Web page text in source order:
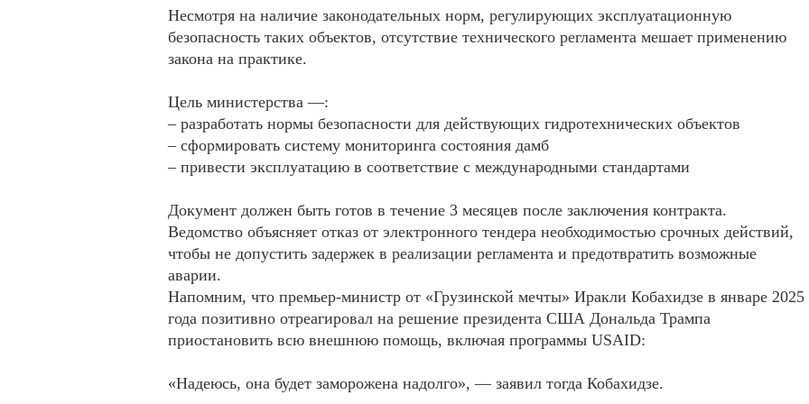
Несмотря на наличие законодательных норм, регулирующих эксплуатационную
безопасность таких объектов, отсутствие технического регламента мешает применению
закона на практике.
Цель министерства —:
– разработать нормы безопасности для действующих гидротехнических объектов
– сформировать систему мониторинга состояния дамб
– привести эксплуатацию в соответствие с международными стандартами
Документ должен быть готов в течение 3 месяцев после заключения контракта.
Ведомство объясняет отказ от электронного тендера необходимостью срочных действий,
чтобы не допустить задержек в реализации регламента и предотвратить возможные
аварии.
Напомним, что премьер-министр от «Грузинской мечты» Иракли Кобахидзе в январе 2025
года позитивно отреагировал на решение президента США Дональда Трампа
приостановить всю внешнюю помощь, включая программы USAID:
«Надеюсь, она будет заморожена надолго», — заявил тогда Кобахидзе.